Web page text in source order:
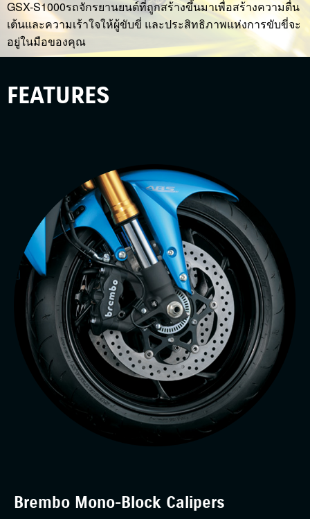
GSX-S1000รถจักรยานยนต์ที่ถูกสร้างขึ้นมาเพื่อสร้างความตื่น
เต้นและความเร้าใจให้ผู้ขับขี่ และประสิทธิภาพแห่งการขับขี่จะ
อยู่ในมือของคุณ
FEATURES
Brembo Mono-Block Calipers